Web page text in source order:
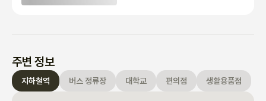
주변 정보
지하철역